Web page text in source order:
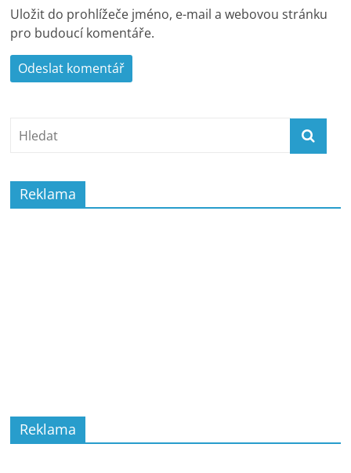
Uložit do prohlížeče jméno, e-mail a webovou stránku
pro budoucí komentáře.
Reklama
Reklama